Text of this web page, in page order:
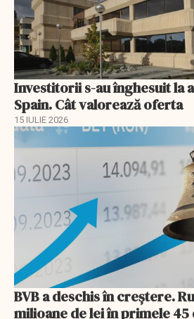
Investitorii s-au înghesuit la
Spain. Cât valorează oferta
15 IULIE 2026
BVB a deschis în creştere.
milioane de lei în primele 45